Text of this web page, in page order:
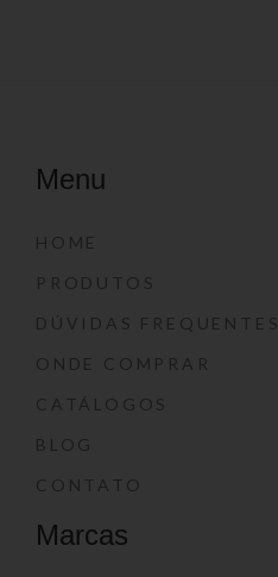
Menu
HOME
PRODUTOS
DÚVIDAS FREQUENTES
ONDE COMPRAR
CATÁLOGOS
BLOG
CONTATO
Marcas